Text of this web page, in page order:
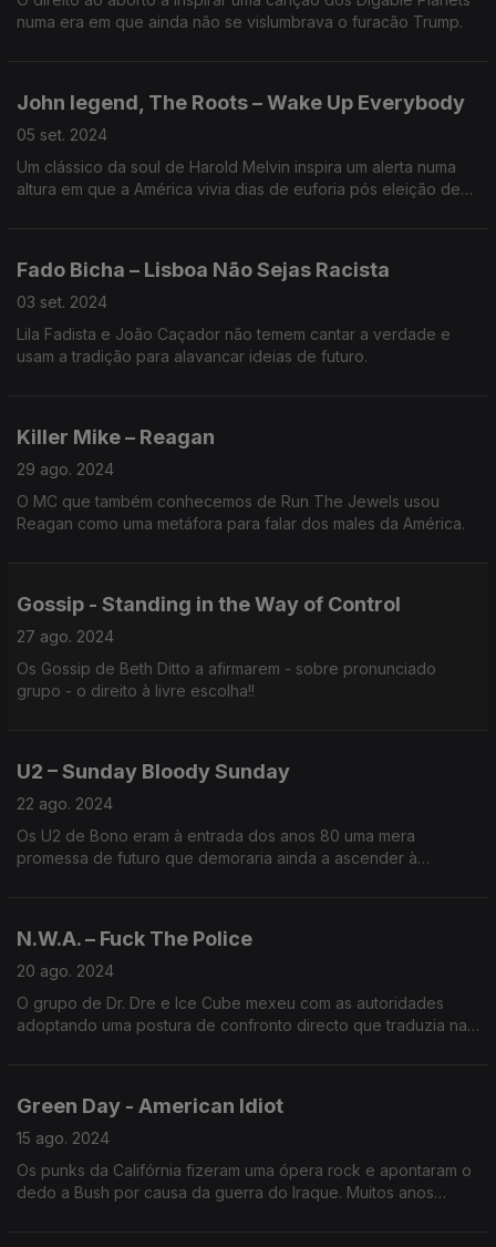
numa era em que ainda não se vislumbrava o furacão Trump.
John legend, The Roots – Wake Up Everybody
05 set. 2024
Um clássico da soul de Harold Melvin inspira um alerta numa
altura em que a América vivia dias de euforia pós eleição de
Fado Bicha – Lisboa Não Sejas Racista
03 set. 2024
Lila Fadista e João Caçador não temem cantar a verdade e
usam a tradição para alavancar ideias de futuro.
Killer Mike – Reagan
29 ago. 2024
O MC que também conhecemos de Run The Jewels usou
Reagan como uma metáfora para falar dos males da América.
Gossip - Standing in the Way of Control
27 ago. 2024
Os Gossip de Beth Ditto a afirmarem - sobre pronunciado
grupo - o direito à livre escolha!!
U2 – Sunday Bloody Sunday
22 ago. 2024
Os U2 de Bono eram à entrada dos anos 80 uma mera
promessa de futuro que demoraria ainda a ascender à
N.W.A. – Fuck The Police
20 ago. 2024
O grupo de Dr. Dre e Ice Cube mexeu com as autoridades
adoptando uma postura de confronto directo que traduzia na
Green Day - American Idiot
15 ago. 2024
Os punks da Califórnia fizeram uma ópera rock e apontaram o
dedo a Bush por causa da guerra do Iraque. Muitos anos